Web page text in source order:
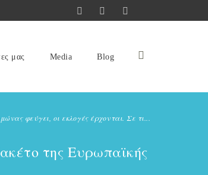
μας Media Blog
φεύγει, οι εκλογές έρχονται. Σε τι...
της Ευρωπαϊκής